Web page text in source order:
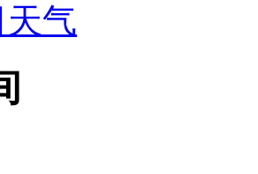
天气